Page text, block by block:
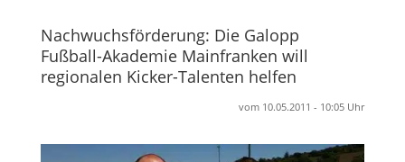
Nachwuchsförderung: Die Galopp
Fußball-Akademie Mainfranken will
regionalen Kicker-Talenten helfen
vom 10.05.2011 - 10:05 Uhr